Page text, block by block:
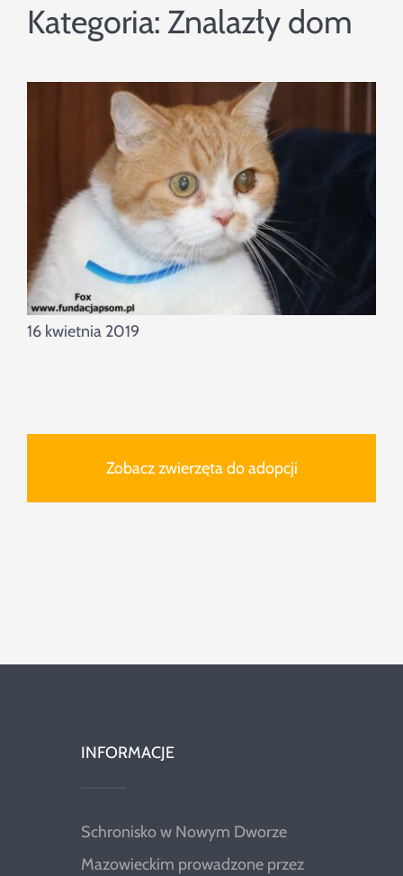
Kategoria: Znalazły dom
16 kwietnia 2019
Zobacz zwierzęta do adopcji
INFORMACJE
Schronisko w Nowym Dworze
Mazowieckim prowadzone przez